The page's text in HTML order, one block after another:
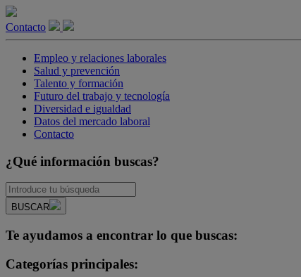
Contacto
Empleo y relaciones laborales
Salud y prevención
Talento y formación
Futuro del trabajo y tecnología
Diversidad e igualdad
Datos del mercado laboral
Contacto
¿Qué información buscas?
BUSCAR
Te ayudamos a encontrar lo que buscas:
Categorías principales: